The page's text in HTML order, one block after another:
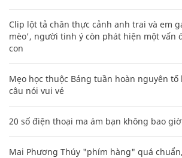
Clip lột tả chân thực cảnh anh trai và em
mèo', người tinh ý còn phát hiện một vấn
con
Mẹo học thuộc Bảng tuần hoàn nguyên
câu nói vui vẻ
20 số điện thoại ma ám bạn không bao
Mai Phương Thúy "phím hàng" quá